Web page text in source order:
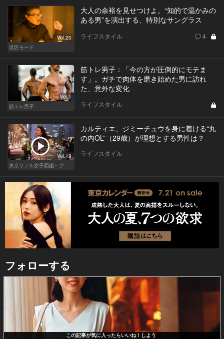
Vol.20
港区モード
大人の余裕を見せつけよ。“知的で温かみの
ある男”を演出する、特別なサングラス
ライフスタイル 4
Vol.1
筋トレ男子
筋トレ男子：「今の方が圧倒的にモテま
す」。ガチで肉体を磨き始めた男に訪れ
た、意外な変化
ライフスタイル
Vol.19
カルティエ、ジミーチュウを身に着ける“丸
の内OL”（29歳）が理想とする男性は？
ライフスタイル
フォローする
この記事が気に入ったらいいね！しよう